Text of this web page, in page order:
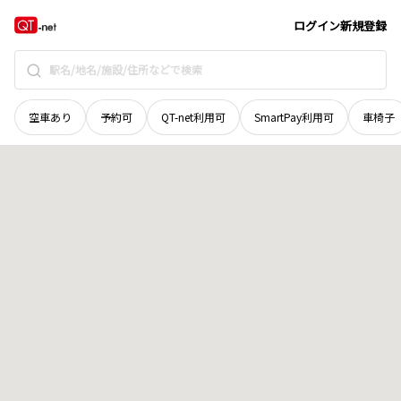
ログイン新規登録
空車あり 予約可 QT-net利用可 SmartPay利用可 車椅子
宮城県